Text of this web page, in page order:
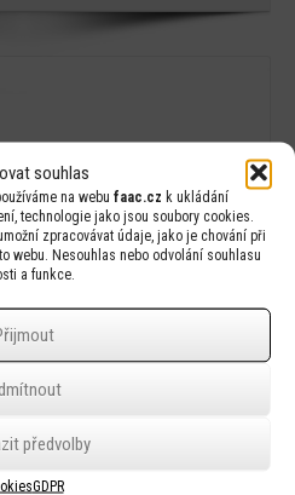
souhlas
na webu faac.cz k ukládání
technologie jako jsou soubory cookies.
zpracovávat údaje, jako je chování při
webu. Nesouhlas nebo odvolání souhlasu
a funkce.
předvolby
GDPR
Detail